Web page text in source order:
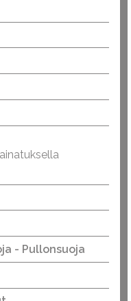
- Pullonsuoja